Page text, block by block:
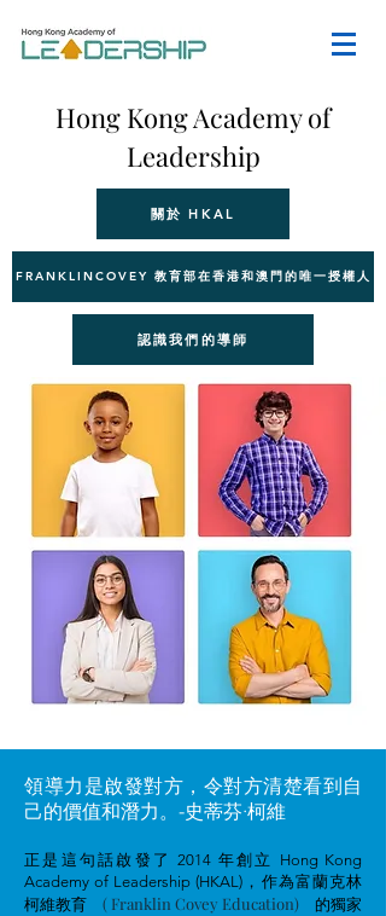
Hong Kong Academy of
Leadership
關於 HKAL
FRANKLINCOVEY 教育部在香港和澳門的唯一授權人
認識我們的導師
領導力是啟發對方，令對方清楚看到自
己的價值和潛力。 -史蒂芬·柯維
正是這句話啟發了 2014 年創立 Hong Kong
Academy of Leadership (HKAL)，作為富蘭克林
柯維教育 ( Franklin Covey Education)
的獨家